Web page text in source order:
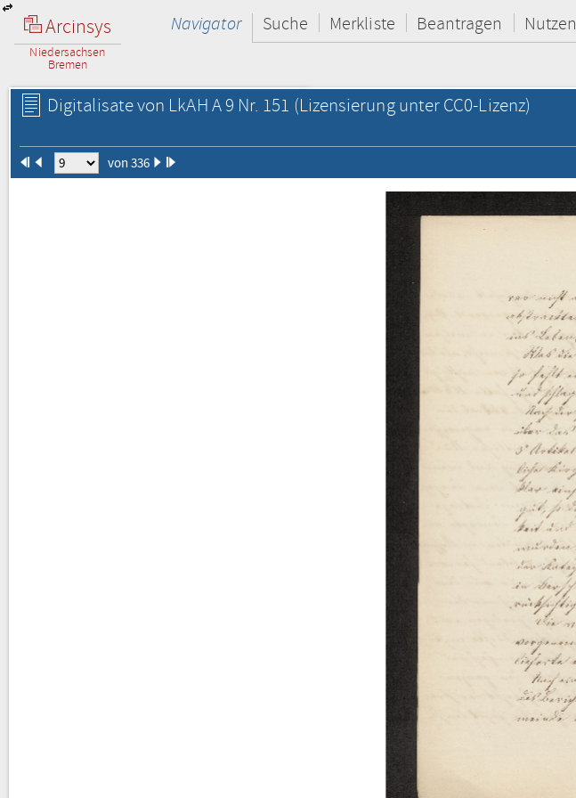
Arcinsys
Niedersachsen
Bremen
Navigator Suche Merkliste Beantragen Nutzen
Digitalisate von LkAH A 9 Nr. 151 (Lizensierung unter CC0-Lizenz)
von 336